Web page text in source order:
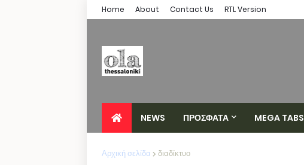
Home About Contact Us RTL Version
NEWS ΠΡΟΣΦΑΤΑ MEGA TABS
Αρχική σελίδα διαδίκτυο